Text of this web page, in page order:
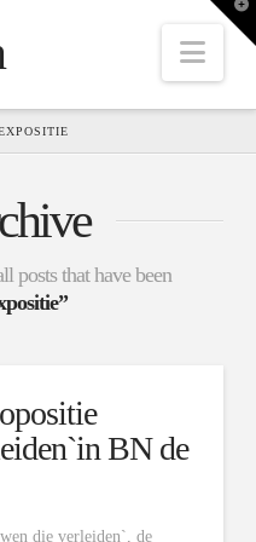
posts that have been
BN de
die verleiden`, de